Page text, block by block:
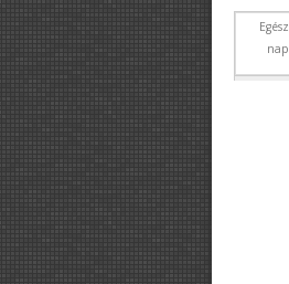
Egész
nap